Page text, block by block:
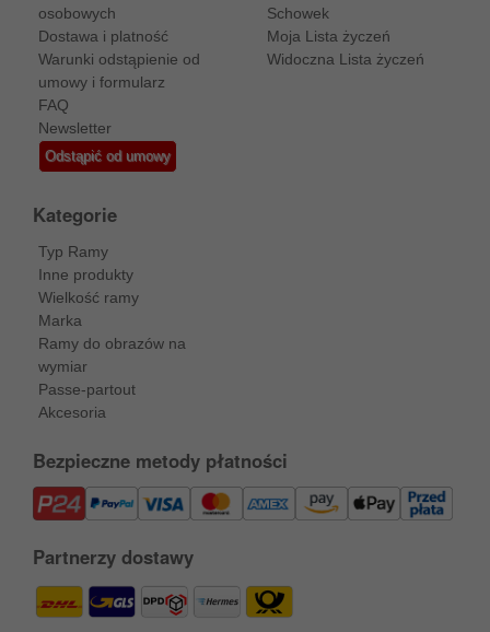
osobowych
Dostawa i platność
Warunki odstąpienie od
umowy i formularz
FAQ
Newsletter
Odstąpić od umowy
Schowek
Moja Lista życzeń
Widoczna Lista życzeń
Kategorie
Typ Ramy
Inne produkty
Wielkość ramy
Marka
Ramy do obrazów na
wymiar
Passe-partout
Akcesoria
Bezpieczne metody płatności
Partnerzy dostawy